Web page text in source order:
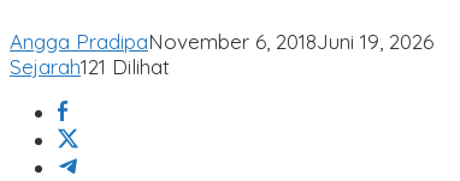
Angga PradipaNovember 6, 2018Juni 19, 2026
Sejarah121 Dilihat